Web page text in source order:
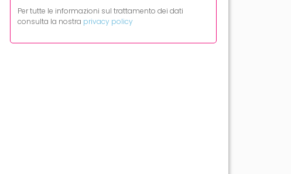
Per tutte le informazioni sul trattamento dei dati
consulta la nostra privacy policy